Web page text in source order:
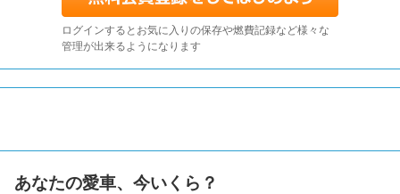
ログインするとお気に入りの保存や燃費記録など様々な
管理が出来るようになります
あなたの愛車、今いくら？